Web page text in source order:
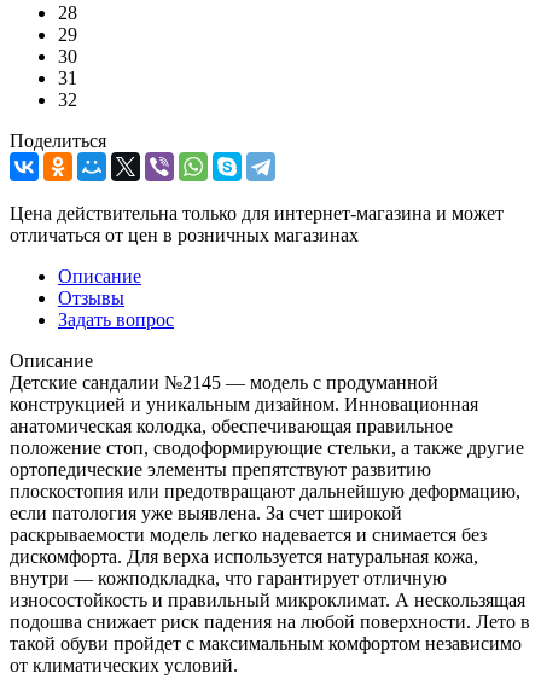
28
29
30
31
32
Поделиться
Цена действительна только для интернет-магазина и может
отличаться от цен в розничных магазинах
Описание
Отзывы
Задать вопрос
Описание
Детские сандалии №2145 — модель с продуманной
конструкцией и уникальным дизайном. Инновационная
анатомическая колодка, обеспечивающая правильное
положение стоп, сводоформирующие стельки, а также другие
ортопедические элементы препятствуют развитию
плоскостопия или предотвращают дальнейшую деформацию,
если патология уже выявлена. За счет широкой
раскрываемости модель легко надевается и снимается без
дискомфорта. Для верха используется натуральная кожа,
внутри — кожподкладка, что гарантирует отличную
износостойкость и правильный микроклимат. А нескользящая
подошва снижает риск падения на любой поверхности. Лето в
такой обуви пройдет с максимальным комфортом независимо
от климатических условий.